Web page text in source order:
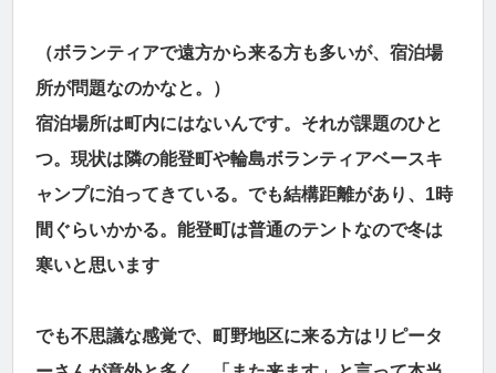
（ボランティアで遠方から来る方も多いが、宿泊場
所が問題なのかなと。）
宿泊場所は町内にはないんです。それが課題のひと
つ。現状は隣の能登町や輪島ボランティアベースキ
ャンプに泊ってきている。でも結構距離があり、1時
間ぐらいかかる。能登町は普通のテントなので冬は
寒いと思います
でも不思議な感覚で、町野地区に来る方はリピータ